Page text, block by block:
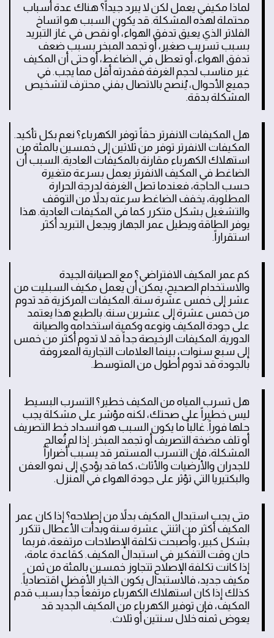
لماذا مكيفي يعمل لكن لا يبرد جيداً؟ هناك عدة أسباب
محتملة لهذه المشكلة. قد يكون السبب هو اتساخ
الفلاتر الذي يعيق تدفق الهواء، أو نقص في غاز التبريد
بسبب تسريب صغير، أو تجمد المبخر بسبب ضعف
تدفق الهواء، أو تعطل في الضاغط، أو حتى أن المكيف
غير مناسب لحجم الغرفة فقدرته أقل مما يجب. في
جميع الأحوال، يُنصح بالاتصال بفني محترف لتشخيص
المشكلة بدقة.
هل المكيفات الانفرتر حقاً توفر الكهرباء؟ نعم بكل تأكيد.
المكيفات الانفرتر توفر من ثلاثين إلى خمسين بالمئة من
استهلاك الكهرباء مقارنة بالمكيفات العادية. السبب أن
الضاغط في المكيف الانفرتر يعمل بسرعة متغيرة
حسب الحاجة، فعندما تصل الغرفة لدرجة الحرارة
المطلوبة، يخفف الضاغط سرعته بدلاً من التوقف
والتشغيل بشكل متكرر كما في المكيفات العادية. هذا
يوفر الطاقة ويطيل عمر الجهاز ويجعل التبريد أكثر
استقراراً.
كم عمر المكيف الافتراضي؟ مع الصيانة الجيدة
والاستخدام الصحيح، يمكن أن يعمل مكيف السبليت من
عشر إلى خمس عشرة سنة. المكيفات المركزية قد تدوم
من خمس عشرة إلى عشرين سنة. بالطبع هذا يعتمد
على جودة المكيف ونوعه وكمية استخدامه والصيانة
الدورية. المكيفات الرخيصة جداً قد لا تدوم أكثر من خمس
إلى سبع سنوات، بينما العلامات التجارية المعروفة
بالجودة قد تدوم أطول من المتوسط.
هل تسرب المياه من المكيف خطير؟ التسرب البسيط
ليس خطيراً على صحتك، لكنه مؤشر على مشكلة يجب
حلها فوراً. غالباً ما يكون السبب هو انسداد خط التصريف
أو تلف مضخة التصريف أو تجمد المبخر. إذا لم تُعالج
المشكلة، فإن التسرب المستمر قد يسبب أضراراً
للجدران والأرضيات والأثاث، كما قد يؤدي إلى نمو العفن
والبكتيريا التي تؤثر على جودة الهواء في المنزل.
متى يجب استبدال المكيف بدلاً من إصلاحه؟ إذا كان عمر
المكيف أكثر من اثنتي عشرة سنة وبدأت الأعطال تتكرر
بشكل كبير، وأصبحت تكلفة الإصلاحات مرتفعة، فربما
حان وقت التفكير في استبدال المكيف. كقاعدة عامة،
إذا كانت تكلفة الإصلاح تتجاوز خمسين بالمئة من ثمن
مكيف جديد، فالاستبدال يكون الخيار الأفضل اقتصادياً.
كذلك إذا كان استهلاك الكهرباء مرتفعاً جداً بسبب قدم
المكيف، فإن توفير الكهرباء من المكيف الجديد قد
يعوض ثمنه خلال سنتين أو ثلاث.